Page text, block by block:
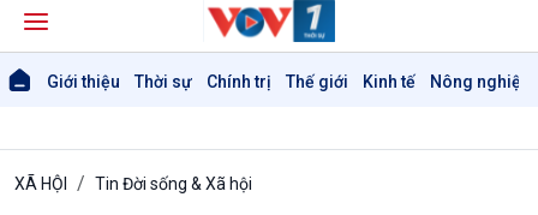
Giới thiệu Thời sự Chính trị Thế giới Kinh tế Nông nghiệp
XÃ HỘI Tin Đời sống & Xã hội